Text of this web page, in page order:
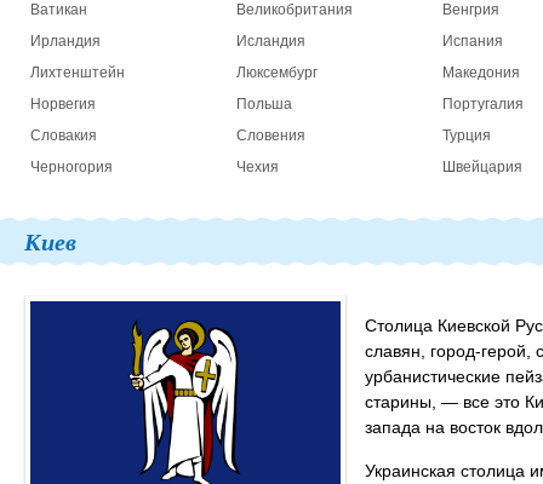
Ватикан
Великобритания
Венгрия
Ирландия
Исландия
Испания
Лихтенштейн
Люксембург
Македония
Норвегия
Польша
Португалия
Словакия
Словения
Турция
Черногория
Чехия Швейцария
Киев
Столица Киевской
славян, город-герой,
урбанистические
старины, — все это
запада на восток
Украинская столица